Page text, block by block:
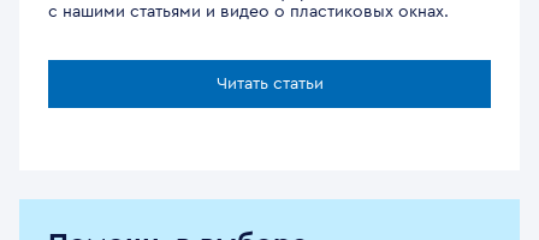
с нашими статьями и видео о пластиковых окнах.
Читать статьи